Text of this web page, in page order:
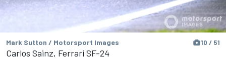
Mark Sutton / Motorsport Images 10 / 51
Carlos Sainz, Ferrari SF-24